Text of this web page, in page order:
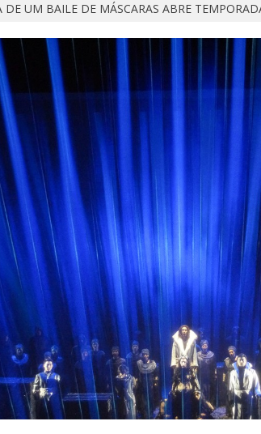
DE UM BAILE DE MÁSCARAS ABRE